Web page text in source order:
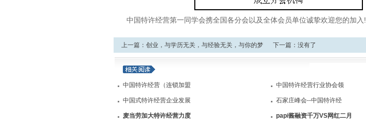
中国特许经营第一同学会携全国各分会以及全体会员单位诚挚欢迎您的加入!
上一篇： 创业，与学历无关，与经验无关，与你的梦 下一篇：没有了
中国特许经营（连锁加盟 中国特许经营行业协会领
中国式特许经营企业发展 石家庄峰会--中国特许经
麦当劳加大特许经营力度 papi酱融资千万VS网红二月